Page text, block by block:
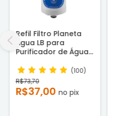
Refil Filtro Planeta
Água LB para
Purificador de Água
Compatível
(100)
R$73,70
R$37,00 no pix